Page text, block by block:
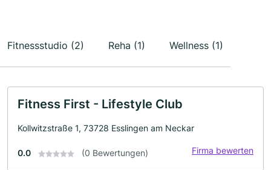
Fitnessstudio (2) Reha (1) Wellness (1)
Fitness First - Lifestyle Club
Kollwitzstraße 1, 73728 Esslingen am Neckar
0.0 (0 Bewertungen) Firma bewerten